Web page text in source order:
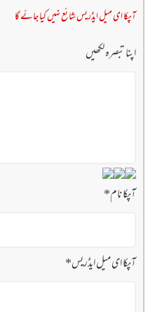
آپکا ای میل ایڈریس شائع نہیں کیا جائے گا
اپنا تبصرہ لکھیں
آپکا نام*
آپکا ای میل ایڈریس*